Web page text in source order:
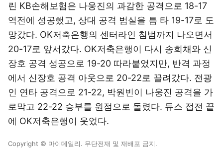
린 KB손해보험은 나웅진의 과감한 공격으로 18-17
역전에 성공했고, 상대 공격 범실을 틈 타 19-17로 도
망갔다. OK저축은행의 센터라인 침범까지 나오면서
20-17로 앞서갔다. OK저축은행이 다시 송희채와 신
장호 공격 성공으로 19-20 따라붙었지만, 반격 과정
에서 신장호 공격 아웃으로 20-22로 끌려갔다. 전광
인 연타 공격으로 21-22, 박원빈이 나웅진 공격을 가
로막고 22-22 승부를 원점으로 돌렸다. 듀스 접전 끝
에 OK저축은행이 웃었다.
Copyright © 마이데일리. 무단전재 및 재배포 금지.